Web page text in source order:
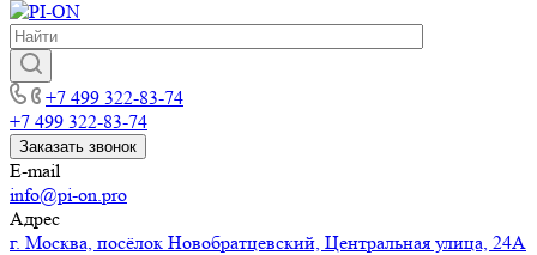
+7 499 322-83-74
+7 499 322-83-74
Заказать звонок
E-mail
info@pi-on.pro
Адрес
г. Москва, посёлок Новобратцевский, Центральная улица, 24А